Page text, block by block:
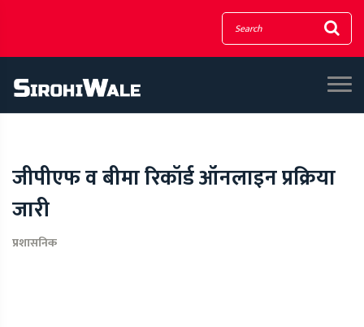
जीपीएफ व बीमा रिकॉर्ड ऑनलाइन प्रक्रिया
जारी
प्रशासनिक